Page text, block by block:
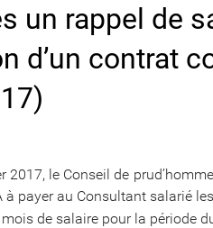
un rappel de
d’un contrat
2017, le Conseil de
à payer au Consultant salarié
de salaire pour la période